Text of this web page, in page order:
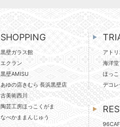
SHOPPING
黒壁ガラス館
エクラン
黒壁AMISU
あゆの店きむら 長浜黒壁店
古美術西川
陶芸工房ほっこくがま
なべかままんじゅう
アト
海洋
ほっ
デコ